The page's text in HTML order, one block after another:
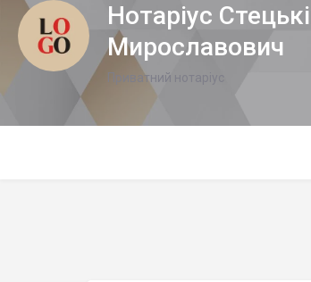
Нотаріус
Мирославович
Приватний нотаріус